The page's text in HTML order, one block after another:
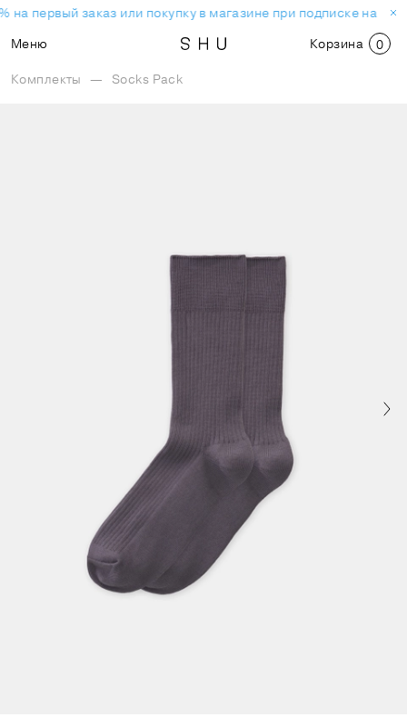
на первый заказ или покупку в магазине при подписке на
Меню
Корзина 0
Комплекты — Socks Pack